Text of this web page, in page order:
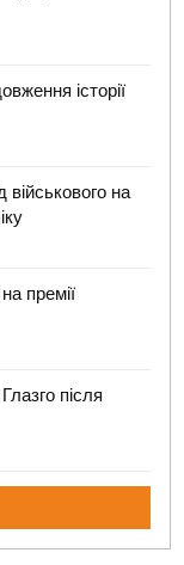
історії
військового на
премії
після